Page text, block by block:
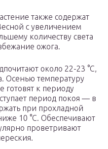
также содержат
с увеличением
количеству света
ожога.
около 22-23 °C,
Осенью температуру
готовят к периоду
период покоя — в
при прохладной
10 °C. Обеспечивают
проветривают